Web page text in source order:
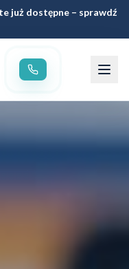
już dostępne – sprawdź